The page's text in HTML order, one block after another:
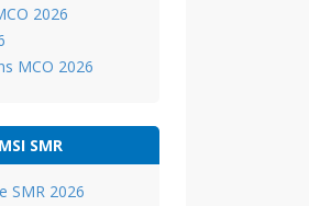
2026
MCO 2026
SMR
SMR 2026